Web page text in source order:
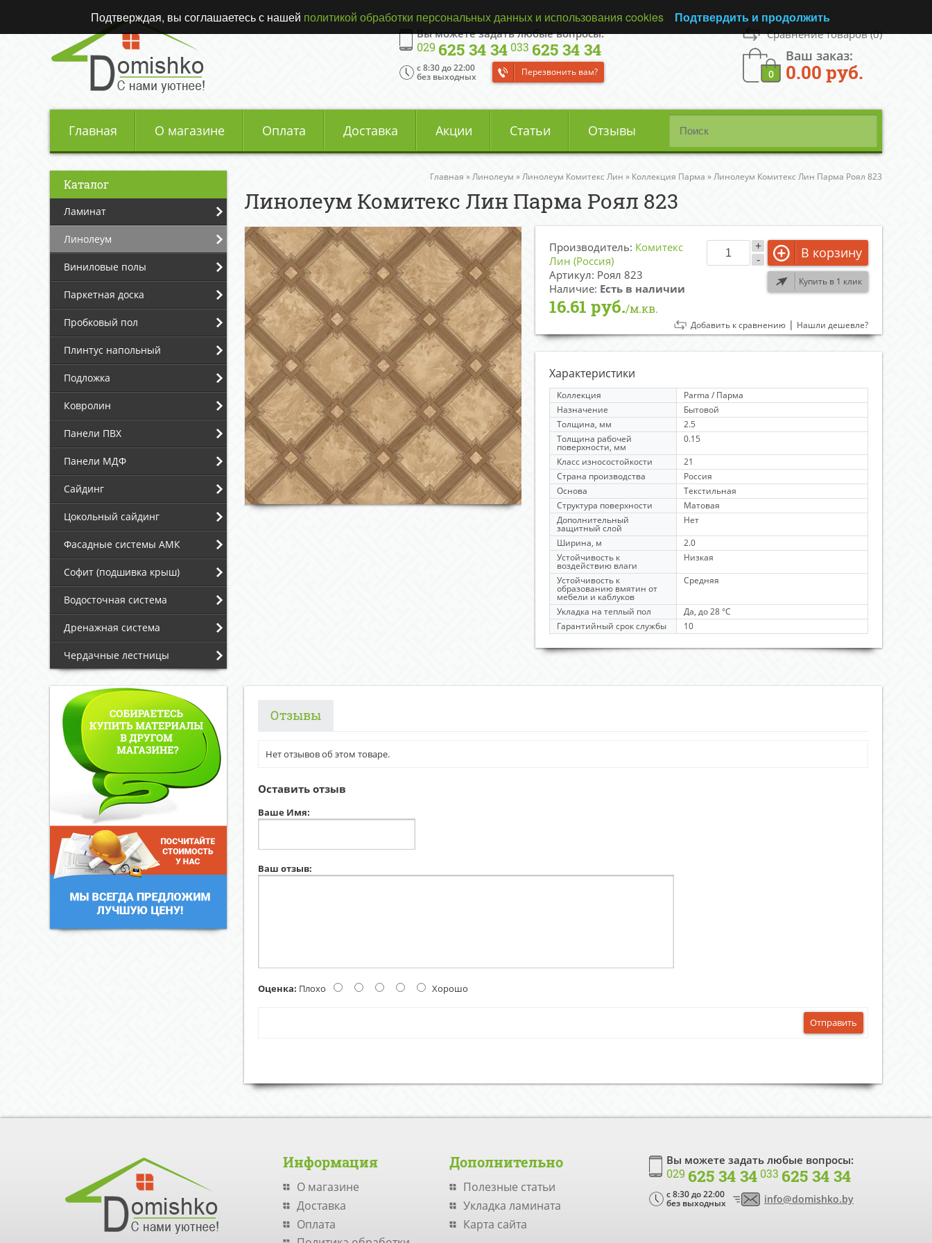
Сравнение товаров(0)
Ваш заказ:
0 0.00 руб.
Вы можете задать любые вопросы:
029 625 34 34 033 625 34 34
Перезвонить вам?
c 8:30 до 22:00
без выходных
Главная О магазине Оплата Доставка Акции Статьи Отзывы
Каталог
Ламинат
Линолеум
Виниловые полы
Паркетная доска
Пробковый пол
Плинтус напольный
Подложка
Ковролин
Панели ПВХ
Панели МДФ
Сайдинг
Цокольный сайдинг
Фасадные системы АМК
Софит (подшивка крыш)
Водосточная система
Дренажная система
Чердачные лестницы
Главная »Линолеум »Линолеум Комитекс Лин » Коллекция Парма »Линолеум Комитекс Лин Парма Роял 823
Линолеум Комитекс Лин Парма Роял 823
Производитель: Комитекс
Лин (Россия)
Артикул: Роял 823
Наличие: Есть в наличии
16.61 руб./м.кв.
-
+ В корзину
Купить в 1 клик
Добавить к сравнению | Нашли дешевле?
Характеристики
Коллекция
Parma / Парма
Назначение
Бытовой
Толщина, мм
2.5
Толщина рабочей
поверхности, мм
0.15
Класс износостойкости
21
Страна производства
Россия
Основа
Текстильная
Структура поверхности
Матовая
Дополнительный
защитный слой
Нет
Ширина, м
2.0
Устойчивость к
воздействию влаги
Низкая
Устойчивость к
образованию вмятин от
мебели и каблуков
Средняя
Укладка на теплый пол
Да, до 28 °C
Гарантийный срок службы
10
Отзывы
Нет отзывов об этом товаре.
Оставить отзыв
Ваше Имя:
Ваш отзыв:
Оценка: Плохо Хорошо
Отправить
Информация
О магазине
Доставка
Оплата
Дополнительно
Полезные статьи
Укладка ламината
Карта сайта
Вы можете задать любые вопросы:
029 625 34 34 033 625 34 34
c 8:30 до 22:00
без выходных info@domishko.by
Подтверждая, вы соглашаетесь с нашей политикой обработки персональных данных и использования cookies Подтвердить и продолжить